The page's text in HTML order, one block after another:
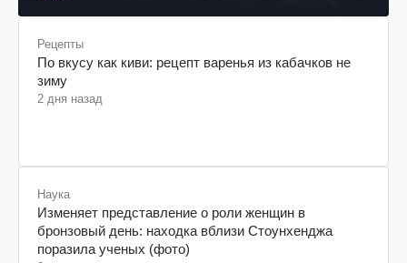
Рецепты
По вкусу как киви: рецепт варенья из кабачков не
зиму
2 дня назад
Наука
Изменяет представление о роли женщин в
бронзовый день: находка вблизи Стоунхенджа
поразила ученых (фото)